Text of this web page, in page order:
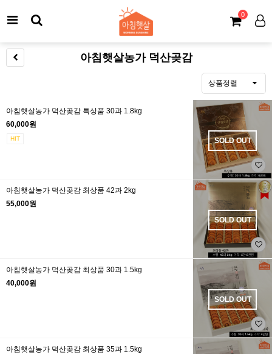
0
아침햇살농가 덕산곶감
상품정렬
아침햇살농가 덕산곶감 특상품 30과 1.8kg
60,000원
HIT SOLD OUT
아침햇살농가 덕산곶감 최상품 42과 2kg
55,000원
SOLD OUT
아침햇살농가 덕산곶감 최상품 30과 1.5kg
40,000원
SOLD OUT
아침햇살농가 덕산곶감 최상품 35과 1.5kg